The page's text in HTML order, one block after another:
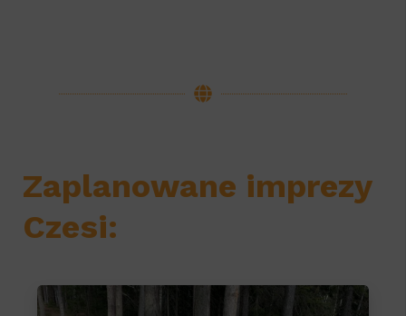
Zaplanowane imprezy
Czesi: